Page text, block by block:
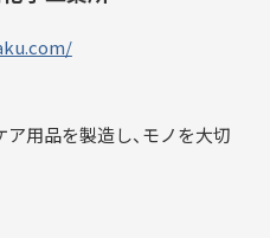
用品を製造し、モノを大切